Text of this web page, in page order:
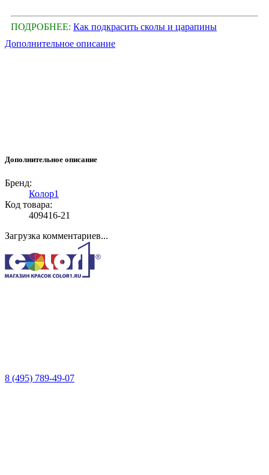
ПОДРОБНЕЕ: Как подкрасить сколы и царапины
Дополнительное описание
Дополнительное описание
Бренд:
Колор1
Код товара:
409416-21
Загрузка комментариев...
8 (495) 789-49-07